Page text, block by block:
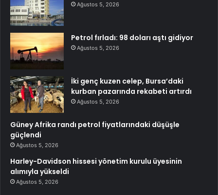
Ağustos 5, 2026
Petrol fırladı: 98 doları aştı gidiyor
Ağustos 5, 2026
İki genç kuzen celep, Bursa’daki
kurban pazarında rekabeti artırdı
Ağustos 5, 2026
Güney Afrika randı petrol fiyatlarındaki düşüşle
güçlendi
Ağustos 5, 2026
Harley-Davidson hissesi yönetim kurulu üyesinin
alımıyla yükseldi
Ağustos 5, 2026